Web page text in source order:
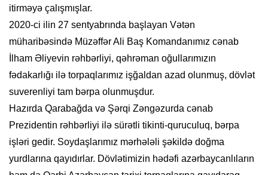
itirməyə çalışmışlar.
2020-ci ilin 27 sentyabrında başlayan Vətən
müharibəsində Müzəffər Ali Baş Komandanımız cənab
İlham Əliyevin rəhbərliyi, qəhrəman oğullarımızın
fədakarlığı ilə torpaqlarımız işğaldan azad olunmuş, dövlət
suverenliyi tam bərpa olunmuşdur.
Hazırda Qarabağda və Şərqi Zəngəzurda cənab
Prezidentin rəhbərliyi ilə sürətli tikinti-quruculuq, bərpa
işləri gedir. Soydaşlarımız mərhələli şəkildə doğma
yurdlarına qayıdırlar. Dövlətimizin hədəfi azərbaycanlıların